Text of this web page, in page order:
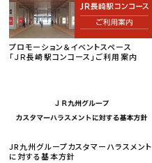
プロモーション＆イベントスペース
「ＪＲ長崎駅コンコース」ご利用案内
JR九州グループカスタマーハラスメント
に対する基本方針